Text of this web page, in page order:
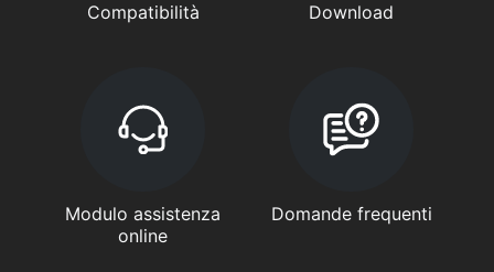
Compatibilità Download
Modulo assistenza
online
Domande frequenti